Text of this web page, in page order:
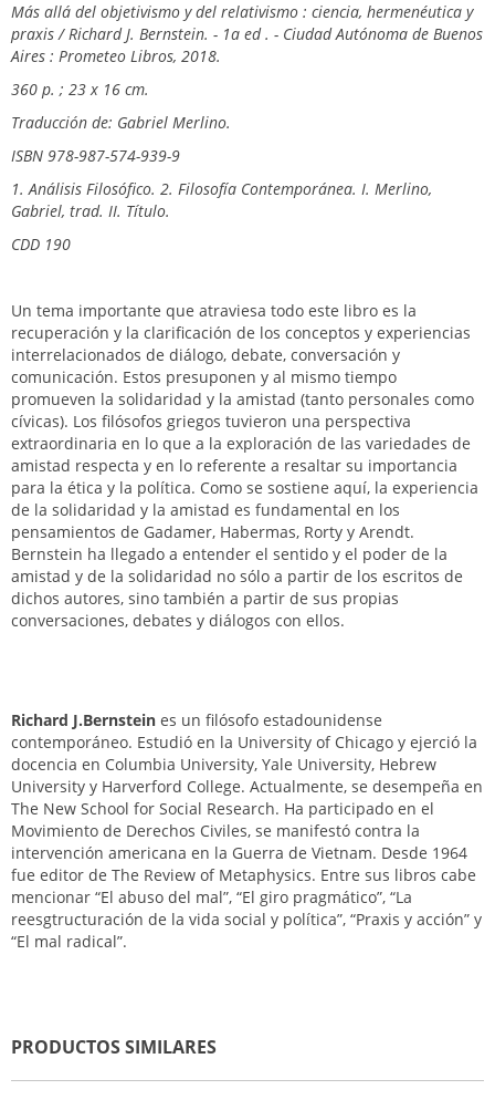
Más allá del objetivismo y del relativismo : ciencia, hermenéutica y
praxis / Richard J. Bernstein. - 1a ed . - Ciudad Autónoma de Buenos
Aires : Prometeo Libros, 2018.
360 p. ; 23 x 16 cm.
Traducción de: Gabriel Merlino.
ISBN 978-987-574-939-9
1. Análisis Filosófico. 2. Filosofía Contemporánea. I. Merlino,
Gabriel, trad. II. Título.
CDD 190
Un tema importante que atraviesa todo este libro es la
recuperación y la clarificación de los conceptos y experiencias
interrelacionados de diálogo, debate, conversación y
comunicación. Estos presuponen y al mismo tiempo
promueven la solidaridad y la amistad (tanto personales como
cívicas). Los filósofos griegos tuvieron una perspectiva
extraordinaria en lo que a la exploración de las variedades de
amistad respecta y en lo referente a resaltar su importancia
para la ética y la política. Como se sostiene aquí, la experiencia
de la solidaridad y la amistad es fundamental en los
pensamientos de Gadamer, Habermas, Rorty y Arendt.
Bernstein ha llegado a entender el sentido y el poder de la
amistad y de la solidaridad no sólo a partir de los escritos de
dichos autores, sino también a partir de sus propias
conversaciones, debates y diálogos con ellos.
Richard J.Bernstein es un filósofo estadounidense
contemporáneo. Estudió en la University of Chicago y ejerció la
docencia en Columbia University, Yale University, Hebrew
University y Harverford College. Actualmente, se desempeña en
The New School for Social Research. Ha participado en el
Movimiento de Derechos Civiles, se manifestó contra la
intervención americana en la Guerra de Vietnam. Desde 1964
fue editor de The Review of Metaphysics. Entre sus libros cabe
mencionar “El abuso del mal”, “El giro pragmático”, “La
reesgtructuración de la vida social y política”, “Praxis y acción” y
“El mal radical”.
PRODUCTOS SIMILARES